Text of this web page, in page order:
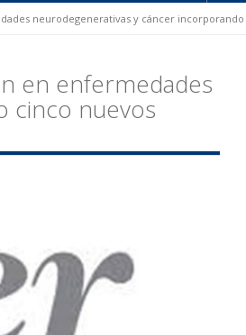
neurodegenerativas y cáncer
en enfermedades
cinco nuevos